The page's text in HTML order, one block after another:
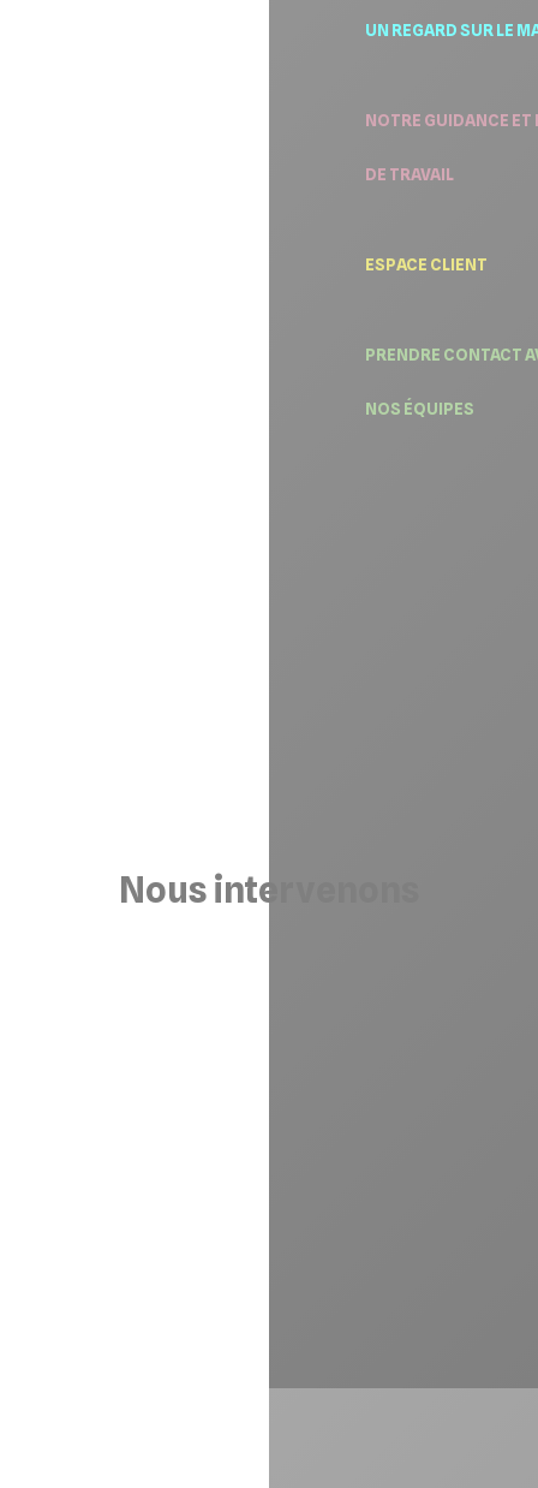
UN REGARD SUR LE
NOTRE GUIDANCE ET
DE TRAVAIL
ESPACE CLIENT
PRENDRE CONTACT
NOS ÉQUIPES
Nousintervenons